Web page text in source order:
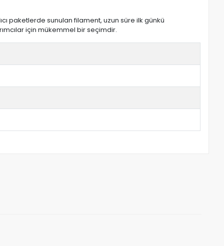
paketlerde sunulan filament, uzun süre ilk günkü
için mükemmel bir seçimdir.